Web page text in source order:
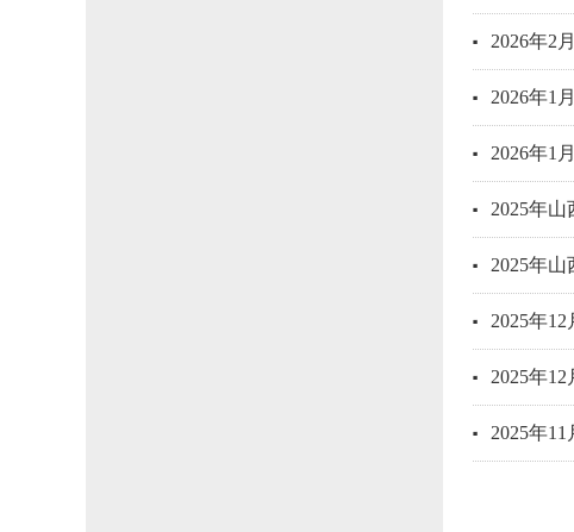
2026年2
2026年1
2026年1
2025年
2025年
2025年
2025年
2025年